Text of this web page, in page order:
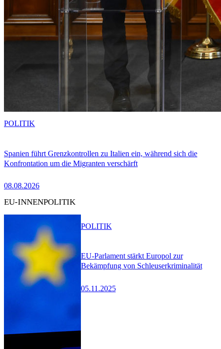
Spanien führt Grenzkontrollen zu Italien ein, während sich die
Konfrontation um die Migranten verschärft
08.08.2026
POLITIK
EU-INNENPOLITIK
EU-Parlament stärkt Europol zur
Bekämpfung von Schleuserkriminalität
05.11.2025
POLITIK